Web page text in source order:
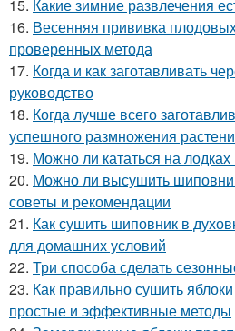
15. Какие зимние развлечения
16. Весенняя прививка
проверенных метода
17. Когда и как заготавливать
руководство
18. Когда лучше всего
успешного размножения
19. Можно ли кататься на
20. Можно ли высушить
советы и рекомендации
21. Как сушить шиповник в
для домашних условий
22. Три способа сделать
23. Как правильно сушить
простые и эффективные методы